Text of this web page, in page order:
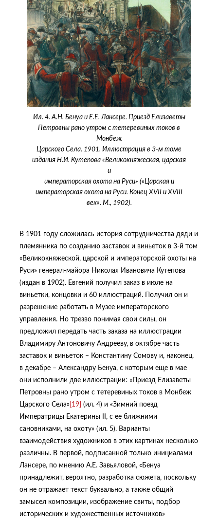
Ил. 4. А.Н. Бенуа и Е.Е. Лансере. Приезд Елизаветы
Петровны рано утром с тетеревиных токов в
Монбеж
Царского Села. 1901. Иллюстрация в 3-м томе
издания Н.И. Кутепова «Великокняжеская, царская
и
императорская охота на Руси» («Царская и
императорская охота на Руси. Конец XVII и XVIII
век». М., 1902).
В 1901 году сложилась история сотрудничества дяди и
племянника по созданию заставок и виньеток в 3-й том
«Великокняжеской, царской и императорской охоты на
Руси» генерал-майора Николая Ивановича Кутепова
(издан в 1902). Евгений получил заказ в июле на
виньетки, концовки и 60 иллюстраций. Получил он и
разрешение работать в Музее императорского
управления. Но трезво понимая свои силы, он
предложил передать часть заказа на иллюстрации
Владимиру Антоновичу Андрееву, в октябре часть
заставок и виньеток – Константину Сомову и, наконец,
в декабре – Александру Бенуа, с которым еще в мае
они исполнили две иллюстрации: «Приезд Елизаветы
Петровны рано утром с тетеревиных токов в Монбеж
Царского Села» [19] (ил. 4) и «Зимний поезд
Императрицы Екатерины II, с ее ближними
сановниками, на охоту» (ил. 5). Варианты
взаимодействия художников в этих картинах несколько
различны. В первой, подписанной только инициалами
Лансере, по мнению А.Е. Завьяловой, «Бенуа
принадлежит, вероятно, разработка сюжета, поскольку
он не отражает текст буквально, а также общий
замысел композиции, изображение свиты, подбор
исторических и художественных источников»